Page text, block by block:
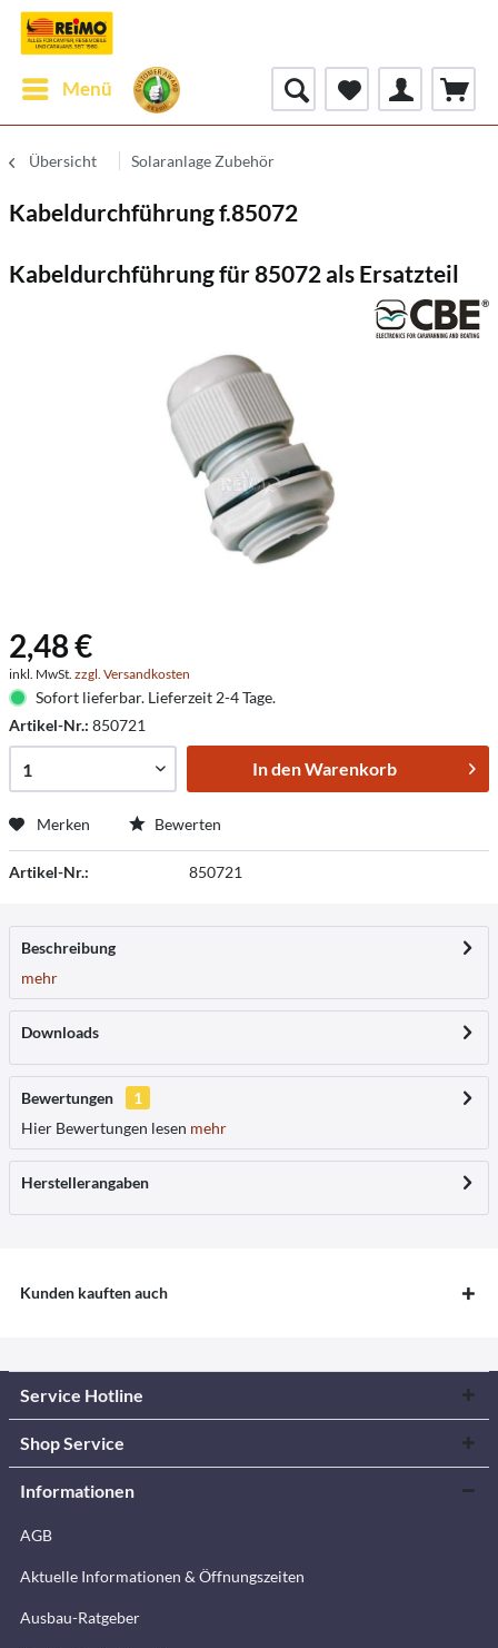
Menü
Übersicht Solaranlage Zubehör
Kabeldurchführung f.85072
Kabeldurchführung für 85072 als Ersatzteil
2,48 €
inkl. MwSt. zzgl. Versandkosten
Sofort lieferbar. Lieferzeit 2-4 Tage.
Artikel-Nr.: 850721
In denWarenkorb
Merken Bewerten
Artikel-Nr.: 850721
Beschreibung
mehr
Downloads
Bewertungen
1
Hier Bewertungen lesen mehr
Herstellerangaben
Kunden kauften auch
Service Hotline
Shop Service
Informationen
AGB
Aktuelle Informationen & Öffnungszeiten
Ausbau-Ratgeber